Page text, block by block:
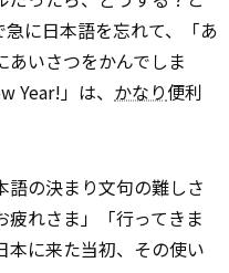
に日本語を忘れて、「あ
あいさつをかんでしま
Year!」は、 かなり便利
語の決まり文句の難しさ
疲れさま」「行ってきま
本に来た当初、その使い